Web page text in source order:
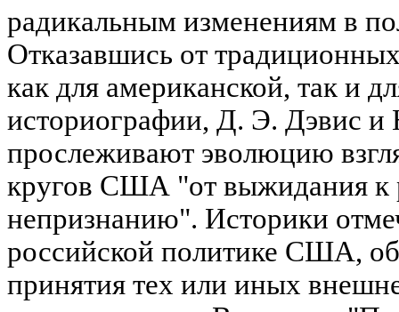
радикальным изменениям в
Отказавшись от
как для американской, так и
историографии, Д. Э. Дэвис
прослеживают эволюцию
кругов США "от выжидания к
непризнанию". Историки
российской политике США,
принятия тех или иных